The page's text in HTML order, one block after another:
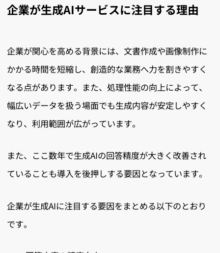
企業が生成AIサービスに注目する理由
企業が関心を高める背景には、文書作成や画像制作に
かかる時間を短縮し、創造的な業務へ力を割きやすく
なる点があります。また、処理性能の向上によって、
幅広いデータを扱う場面でも生成内容が安定しやすく
なり、利用範囲が広がっています。
また、ここ数年で生成AIの回答精度が大きく改善され
ていることも導入を後押しする要因となっています。
企業が生成AIに注目する要因をまとめる以下のとおり
です。